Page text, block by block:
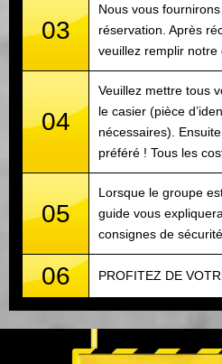
03
Nous vous
réservation. Après
veuillez remplir notre
04
Veuillez mettre tous
le casier (pièce
nécessaires).
préféré ! Tous les
05
Lorsque le groupe
guide vous
consignes de
06 PROFITEZ DE